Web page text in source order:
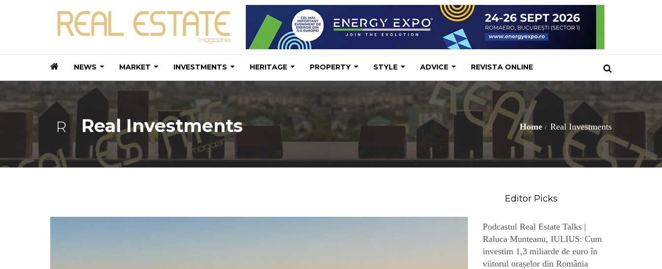
NEWS MARKET INVESTMENTS HERITAGE PROPERTY STYLE ADVICE REVISTA ONLINE
R Real Investments Home Real Investments
Editor Picks
Podcastul Real Estate Talks |
Raluca Munteanu, IULIUS: Cum
investim 1,3 miliarde de euro în
viitorul orașelor din România